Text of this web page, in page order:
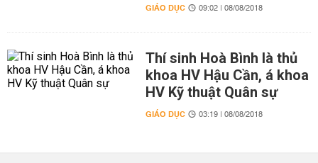
GIÁO DỤC 09:02 | 08/08/2018
Thí sinh Hoà Bình là thủ
khoa HV Hậu Cần, á khoa
HV Kỹ thuật Quân sự
GIÁO DỤC 03:19 | 08/08/2018